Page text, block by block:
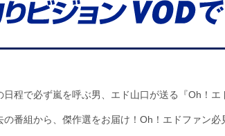
程で必ず嵐を呼ぶ男、エド山口が送る『Oh！
番組から、傑作選をお届け！Oh！エドファン